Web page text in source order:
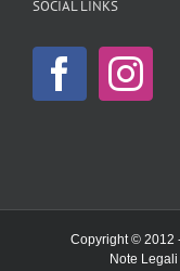
SOCIAL LINKS
Copyright © 2012
Note Legali